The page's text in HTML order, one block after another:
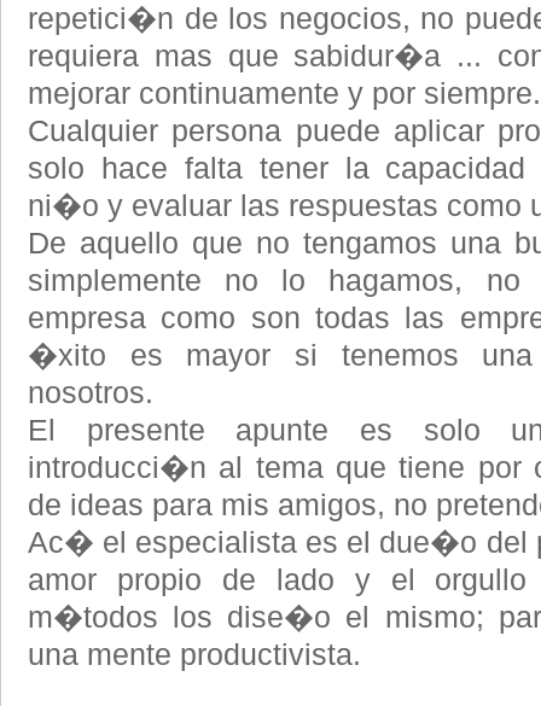
repetici�n de los negocios, no
requiera mas que sabidur�a ...
mejorar continuamente y por siempre.
Cualquier persona puede aplicar
solo hace falta tener la
ni�o y evaluar las respuestas como
De aquello que no tengamos una
simplemente no lo hagamos,
empresa como son todas las
�xito es mayor si tenemos una
nosotros.
El presente apunte es solo
introducci�n al tema que tiene por
de ideas para mis amigos, no
Ac� el especialista es el due�o del
amor propio de lado y el
m�todos los dise�o el mismo;
una mente productivista.